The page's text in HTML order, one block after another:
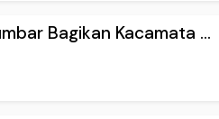
Bagikan Kacamata ...